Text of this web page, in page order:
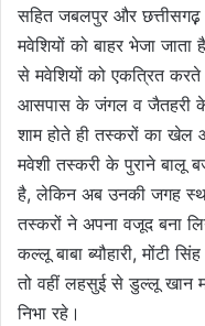
सहित जबलपुर और छत्तीसगढ़़
मवेशियों को बाहर भेजा जाता
से मवेशियों को एकत्रित
आसपास के जंगल व जैतहरी
शाम होते ही तस्करों का खेल
मवेशी तस्करी के पुराने बालू
है, लेकिन अब उनकी जगह
तस्करों ने अपना वजूद बना
कल्लू बाबा ब्यौहारी, मोंटी
तो वहीं लहसुई से डुल्लू खान
निभा रहे।